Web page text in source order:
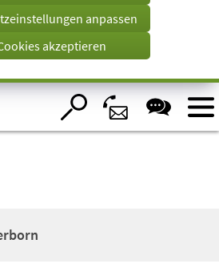
Tab)
anpassen
akzeptieren